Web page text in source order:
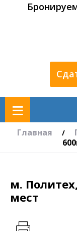
≡
Главная /
м.
мест